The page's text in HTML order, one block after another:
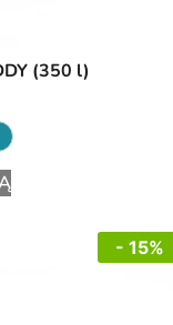
(350 l)
- 15%